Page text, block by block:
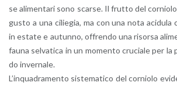
se ali­men­ta­ri sono scar­se. Il frut­to del
gusto a una ci­lie­gia, ma con una nota aci­du­la
in esta­te e au­tun­no, of­fren­do una ri­sor­sa
fauna sel­va­ti­ca in un mo­men­to cru­cia­le per la
do in­ver­na­le.
L’in­qua­dra­men­to si­ste­ma­ti­co del cor­nio­lo